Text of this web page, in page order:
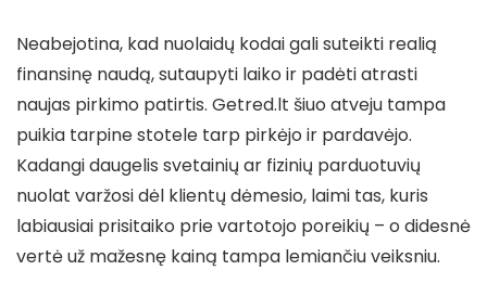
Neabejotina, kad nuolaidų kodai gali suteikti realią
finansinę naudą, sutaupyti laiko ir padėti atrasti
naujas pirkimo patirtis. Getred.lt šiuo atveju tampa
puikia tarpine stotele tarp pirkėjo ir pardavėjo.
Kadangi daugelis svetainių ar fizinių parduotuvių
nuolat varžosi dėl klientų dėmesio, laimi tas, kuris
labiausiai prisitaiko prie vartotojo poreikių – o didesnė
vertė už mažesnę kainą tampa lemiančiu veiksniu.